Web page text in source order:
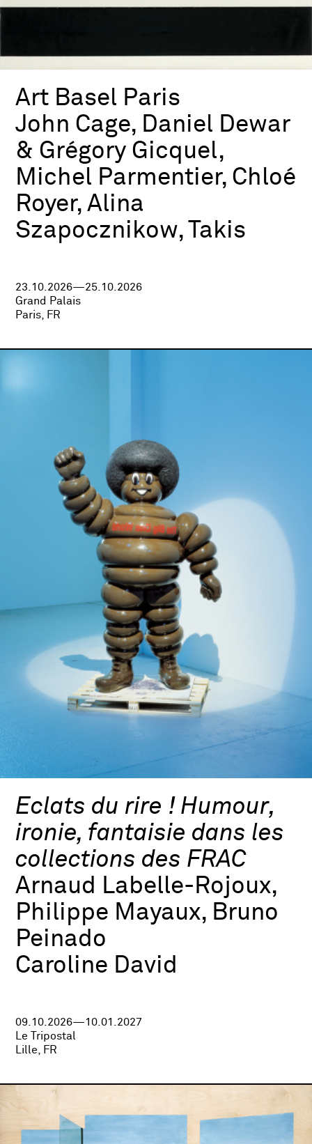
Art Basel Paris
John Cage, Daniel Dewar
& Grégory Gicquel,
Michel Parmentier, Chloé
Royer, Alina
Szapocznikow, Takis
23.10.2026—25.10.2026
Grand Palais
Paris, FR
Eclats du rire ! Humour,
ironie, fantaisie dans les
collections des FRAC
Arnaud Labelle-Rojoux,
Philippe Mayaux, Bruno
Peinado
Caroline David
09.10.2026—10.01.2027
Le Tripostal
Lille, FR